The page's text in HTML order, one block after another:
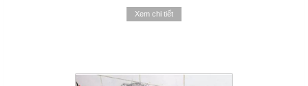
Xem chi tiết